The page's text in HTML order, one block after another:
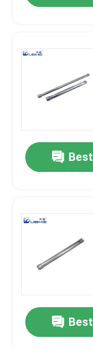
Produkte
Videos
Über uns